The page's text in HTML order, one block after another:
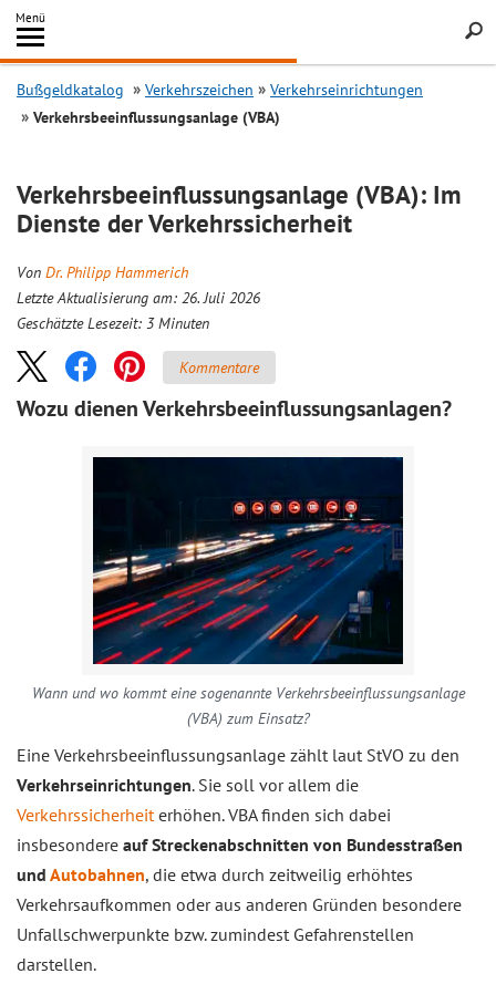
Inhalt
springen
Menü
Search
Bußgeldkatalog Verkehrszeichen
Verkehrseinrichtungen
Verkehrsbeeinflussungsanlage (VBA)
Verkehrsbeeinflussungsanlage (VBA): Im
Dienste der Verkehrssicherheit
Von Dr. Philipp Hammerich
Letzte Aktualisierung am: 26. Juli 2026
Geschätzte Lesezeit: 3 Minuten
Kommentare
Wozu dienen Verkehrsbeeinflussungsanlagen?
Wann und wo kommt eine sogenannte Verkehrsbeeinflussungsanlage
(VBA) zum Einsatz?
Eine Verkehrsbeeinflussungsanlage zählt laut StVO zu den
Verkehrseinrichtungen. Sie soll vor allem die
Verkehrssicherheiterhöhen. VBA finden sich dabei
insbesondere auf Streckenabschnitten von Bundesstraßen
und Autobahnen, die etwa durch zeitweilig erhöhtes
Verkehrsaufkommen oder aus anderen Gründen besondere
Unfallschwerpunkte bzw. zumindest Gefahrenstellen
darstellen.